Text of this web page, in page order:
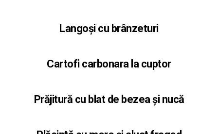
Langoși cu brânzeturi
Cartofi carbonara la cuptor
Prăjitură cu blat de bezea și nucă